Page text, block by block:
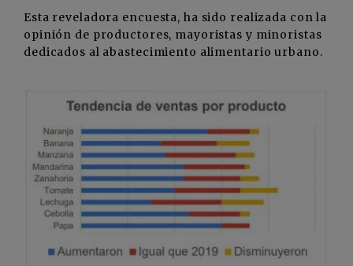
Esta reveladora encuesta, ha sido realizada con la
opinión de productores, mayoristas y minoristas
dedicados al abastecimiento alimentario urbano.